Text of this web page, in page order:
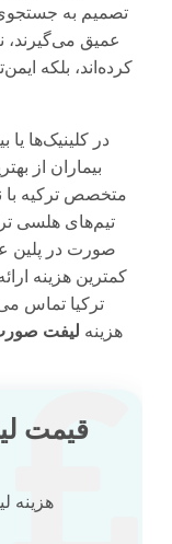
تصمیم به
عمیق می‌گیرند،
کرده‌اند، بلکه
در کلینیک‌ها یا
بیماران از
متخصص ترکیه با
تیم‌های هلسی
صورت در پلین
کمترین هزینه
ترکیا تماس
هزینه لیفت
قیمت
هزینه